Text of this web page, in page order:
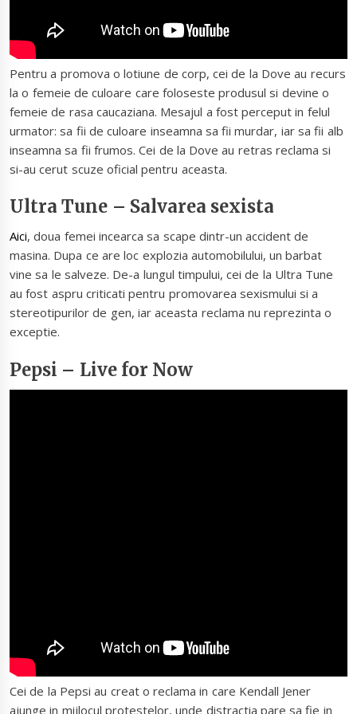
Pentru a promova o lotiune de corp, cei de la Dove au recurs
la o femeie de culoare care foloseste produsul si devine o
femeie de rasa caucaziana. Mesajul a fost perceput in felul
urmator: sa fii de culoare inseamna sa fii murdar, iar sa fii alb
inseamna sa fii frumos. Cei de la Dove au retras reclama si
si-au cerut scuze oficial pentru aceasta.
Ultra Tune – Salvarea sexista
Aici, doua femei incearca sa scape dintr-un accident de
masina. Dupa ce are loc explozia automobilului, un barbat
vine sa le salveze. De-a lungul timpului, cei de la Ultra Tune
au fost aspru criticati pentru promovarea sexismului si a
stereotipurilor de gen, iar aceasta reclama nu reprezinta o
exceptie.
Pepsi – Live for Now
Cei de la Pepsi au creat o reclama in care Kendall Jener
ajunge in mijlocul protestelor, unde distractia pare sa fie in